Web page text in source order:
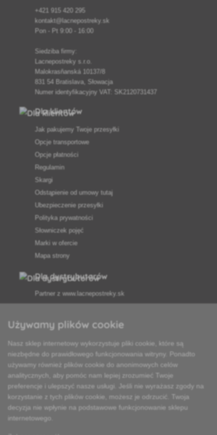
+421 915 420 295
kontakt@lacnepostreky.sk
Pon - Pt 9:00 - 16:00
Siedziba firmy:
Lacnepostreky s.r.o.
Malokrasňanská 10137/8
831 54 Bratislava, Słowacja
Numer identyfikacyjny VAT: SK2120731437
Dla klientów
Jak pakujemy Twoje przesyłki
Opcje transportowe
Opcje płatności
Regulamin
Skargi
Odstąpienie od umowy tutaj
Ubezpieczenie przesyłki
Polityka prywatności
Słowniczek pojęć
Marki w ofercie
Mapa strony
Dla dystrybutorów
Partner z www.lacnepostreky.sk
Zawsze służymy fachową poradą
Używamy plików cookie
Nasz sklep internetowy wykorzystuje pliki cookie, które są
niezbędne do prawidłowego funkcjonowania witryny. Ponadto
używamy również plików cookie do anonimowych celów
analitycznych, aby pomóc nam lepiej zrozumieć Twoje
preferencje i ulepszyć nasze usługi. Jeśli nie wyrażasz zgody na
korzystanie z tych plików cookie, możesz je odrzucić. Twoja
decyzja nie wpłynie na podstawowe funkcjonowanie sklepu
internetowego.